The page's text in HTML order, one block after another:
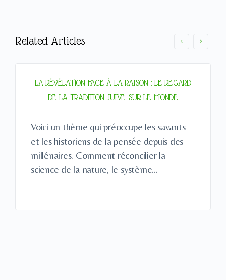
Related Articles
LA RÉVÉLATION FACE À LA RAISON : LE REGARD
DE LA TRADITION JUIVE SUR LE MONDE
Voici un thème qui préoccupe les savants
et les historiens de la pensée depuis des
millénaires. Comment réconcilier la
science de la nature, le système…